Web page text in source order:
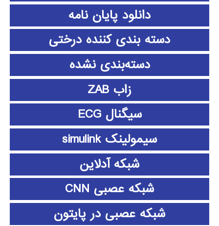
دانلود پايان نامه
دسته بندی کننده درختی
دسته‌بندی نشده
زاب ZAB
سیگنال ECG
سیمولینک simulink
شبکه آدلاین
شبکه عصبی CNN
شبکه عصبی در پایتون